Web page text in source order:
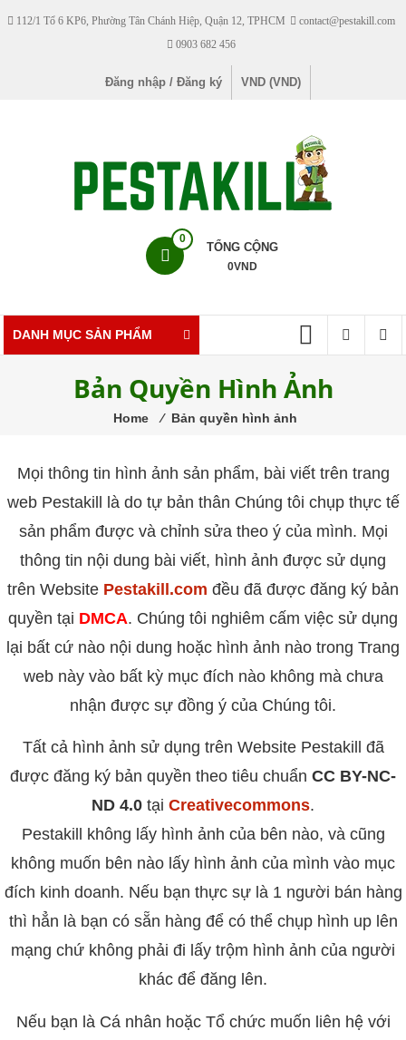
Skip112/1 Tổ 6 KP6, Phường Tân Chánh Hiệp, Quận 12, TPHCM
contact@pestakill.com
0903 682 456
Đăng nhập / Đăng ký VND (VND)
0
TỔNG CỘNG
0VND
DANH MỤC SẢN PHẨM
Bản Quyền Hình Ảnh
Home ⁄ Bản quyền hình ảnh
Mọi thông tin hình ảnh sản phẩm, bài viết trên trang
web Pestakill là do tự bản thân Chúng tôi chụp thực tế
sản phẩm được và chỉnh sửa theo ý của mình. Mọi
thông tin nội dung bài viết, hình ảnh được sử dụng
trên Website Pestakill.com đều đã được đăng ký bản
quyền tại DMCA. Chúng tôi nghiêm cấm việc sử dụng
lại bất cứ nào nội dung hoặc hình ảnh nào trong Trang
web này vào bất kỳ mục đích nào không mà chưa
nhận được sự đồng ý của Chúng tôi.
Tất cả hình ảnh sử dụng trên Website Pestakill đã
được đăng ký bản quyền theo tiêu chuẩn CC BY-NC-
ND 4.0 tại Creativecommons.
Pestakill không lấy hình ảnh của bên nào, và cũng
không muốn bên nào lấy hình ảnh của mình vào mục
đích kinh doanh. Nếu bạn thực sự là 1 người bán hàng
thì hẳn là bạn có sẵn hàng để có thể chụp hình up lên
mạng chứ không phải đi lấy trộm hình ảnh của người
khác để đăng lên.
Nếu bạn là Cá nhân hoặc Tổ chức muốn liên hệ với